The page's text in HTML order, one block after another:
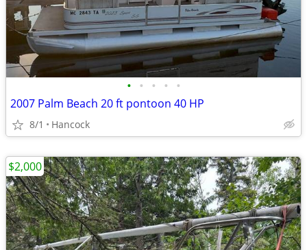
• • • • •
2007 Palm Beach 20 ft pontoon 40 HP
8/1 Hancock
$2,000